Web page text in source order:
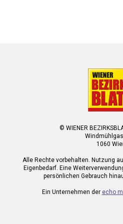
© WIENER
1060
Alle Rechte vorbehalten. Nutzung
Eigenbedarf. Eine
persönlichen Gebrauch
Ein Unternehmen der echo